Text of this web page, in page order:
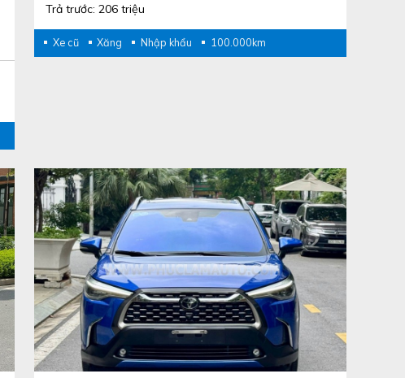
Trả trước: 206 triệu
Xe cũ Xăng Nhập khẩu 100.000km